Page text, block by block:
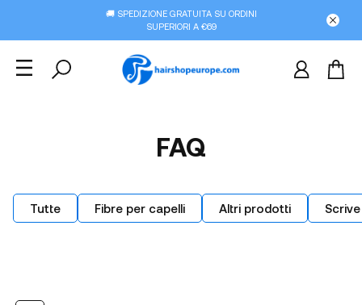
🚚 SPEDIZIONE GRATUITA SU ORDINI
SUPERIORI A €69
FAQ
Tutte Fibre per capelli Altri prodotti